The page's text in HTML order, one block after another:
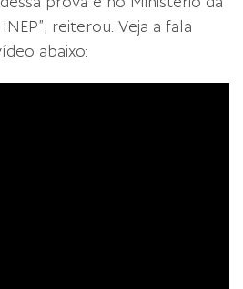
reiterou. Veja a fala
abaixo: